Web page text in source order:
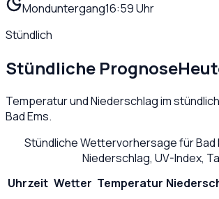
Monduntergang16:59 Uhr
Stündlich
Stündliche Prognose
Temperatur und Niederschlag im
Bad Ems.
Stündliche Wettervorhersage fürBad
Niederschlag, UV-Index,
Uhrzeit Wetter Temperatur